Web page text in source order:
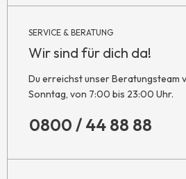
SERVICE & BERATUNG
Wir sind für dich da!
Du erreichst unser Beratungsteam
Sonntag, von 7:00 bis 23:00 Uhr.
0800 / 44 88 88